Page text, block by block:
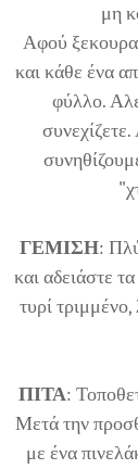
μη
Αφού
και κάθε ένα
φύλλο.
ΓΕΜΙΣΗ:
και αδειάστε
τυρί
ΠΙΤΑ:
Μετά την
με ένα